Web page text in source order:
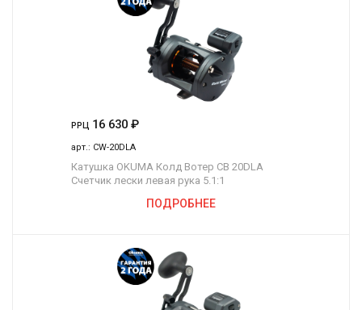
РРЦ 16 630 ₽
арт.: CW-20DLA
Катушка OKUMA Колд Вотер СВ 20DLA
Счетчик лески левая рука 5.1:1
ПОДРОБНЕЕ